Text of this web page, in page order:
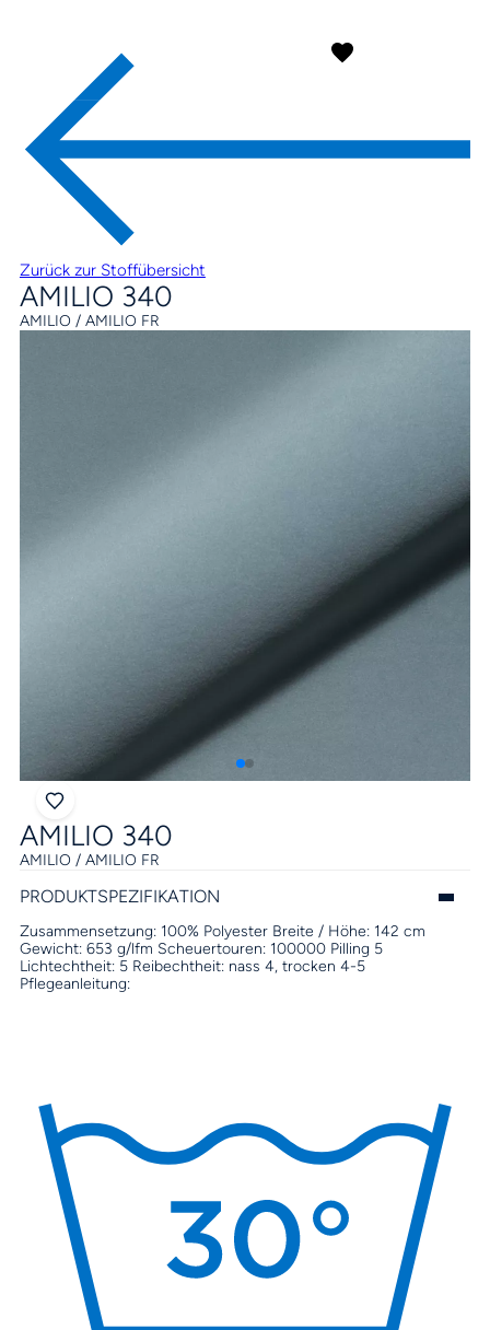
Zurück zur Stoffübersicht
AMILIO 340
AMILIO / AMILIO FR
AMILIO 340
AMILIO / AMILIO FR
PRODUKTSPEZIFIKATION
Zusammensetzung: 100% Polyester Breite / Höhe: 142 cm
Gewicht: 653 g/lfm Scheuertouren: 100000 Pilling 5
Lichtechtheit: 5 Reibechtheit: nass 4, trocken 4-5
Pflegeanleitung: